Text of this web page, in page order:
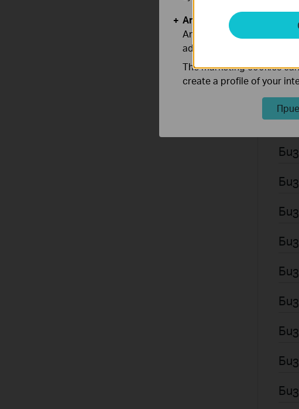
Analysis and Marketing
Analysis cookies enable
adapt the functionality of
The marketing cookies
create a profile of your